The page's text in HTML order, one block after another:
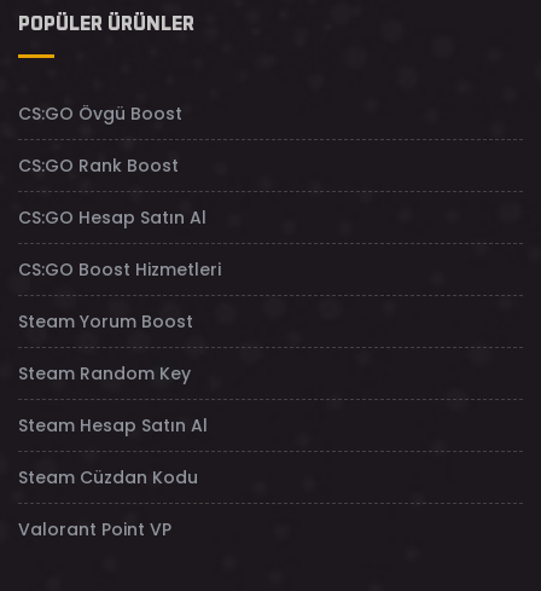
POPÜLER ÜRÜNLER
CS:GO Övgü Boost
CS:GO Rank Boost
CS:GO Hesap Satın Al
CS:GO Boost Hizmetleri
Steam Yorum Boost
Steam Random Key
Steam Hesap Satın Al
Steam Cüzdan Kodu
Valorant Point VP